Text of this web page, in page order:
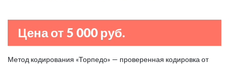
Цена от 5 000 руб.
Метод кодирования «Торпедо» — проверенная кодировка от